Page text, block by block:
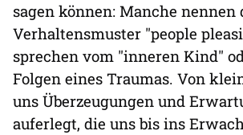
sagen können: Manche nennen
Verhaltensmuster "people
sprechen vom "inneren Kind"
Folgen eines Traumas. Von
uns Überzeugungen und
auferlegt, die uns bis ins